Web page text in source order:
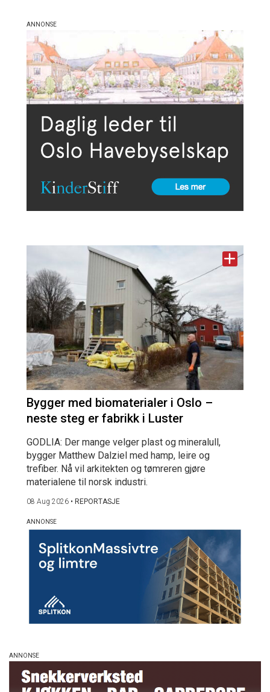
Bygger med biomaterialer i Oslo –
neste steg er fabrikk i Luster
GODLIA: Der mange velger plast og mineralull,
bygger Matthew Dalziel med hamp, leire og
trefiber. Nå vil arkitekten og tømreren gjøre
materialene til norsk industri.
08 Aug 2026 • REPORTASJE